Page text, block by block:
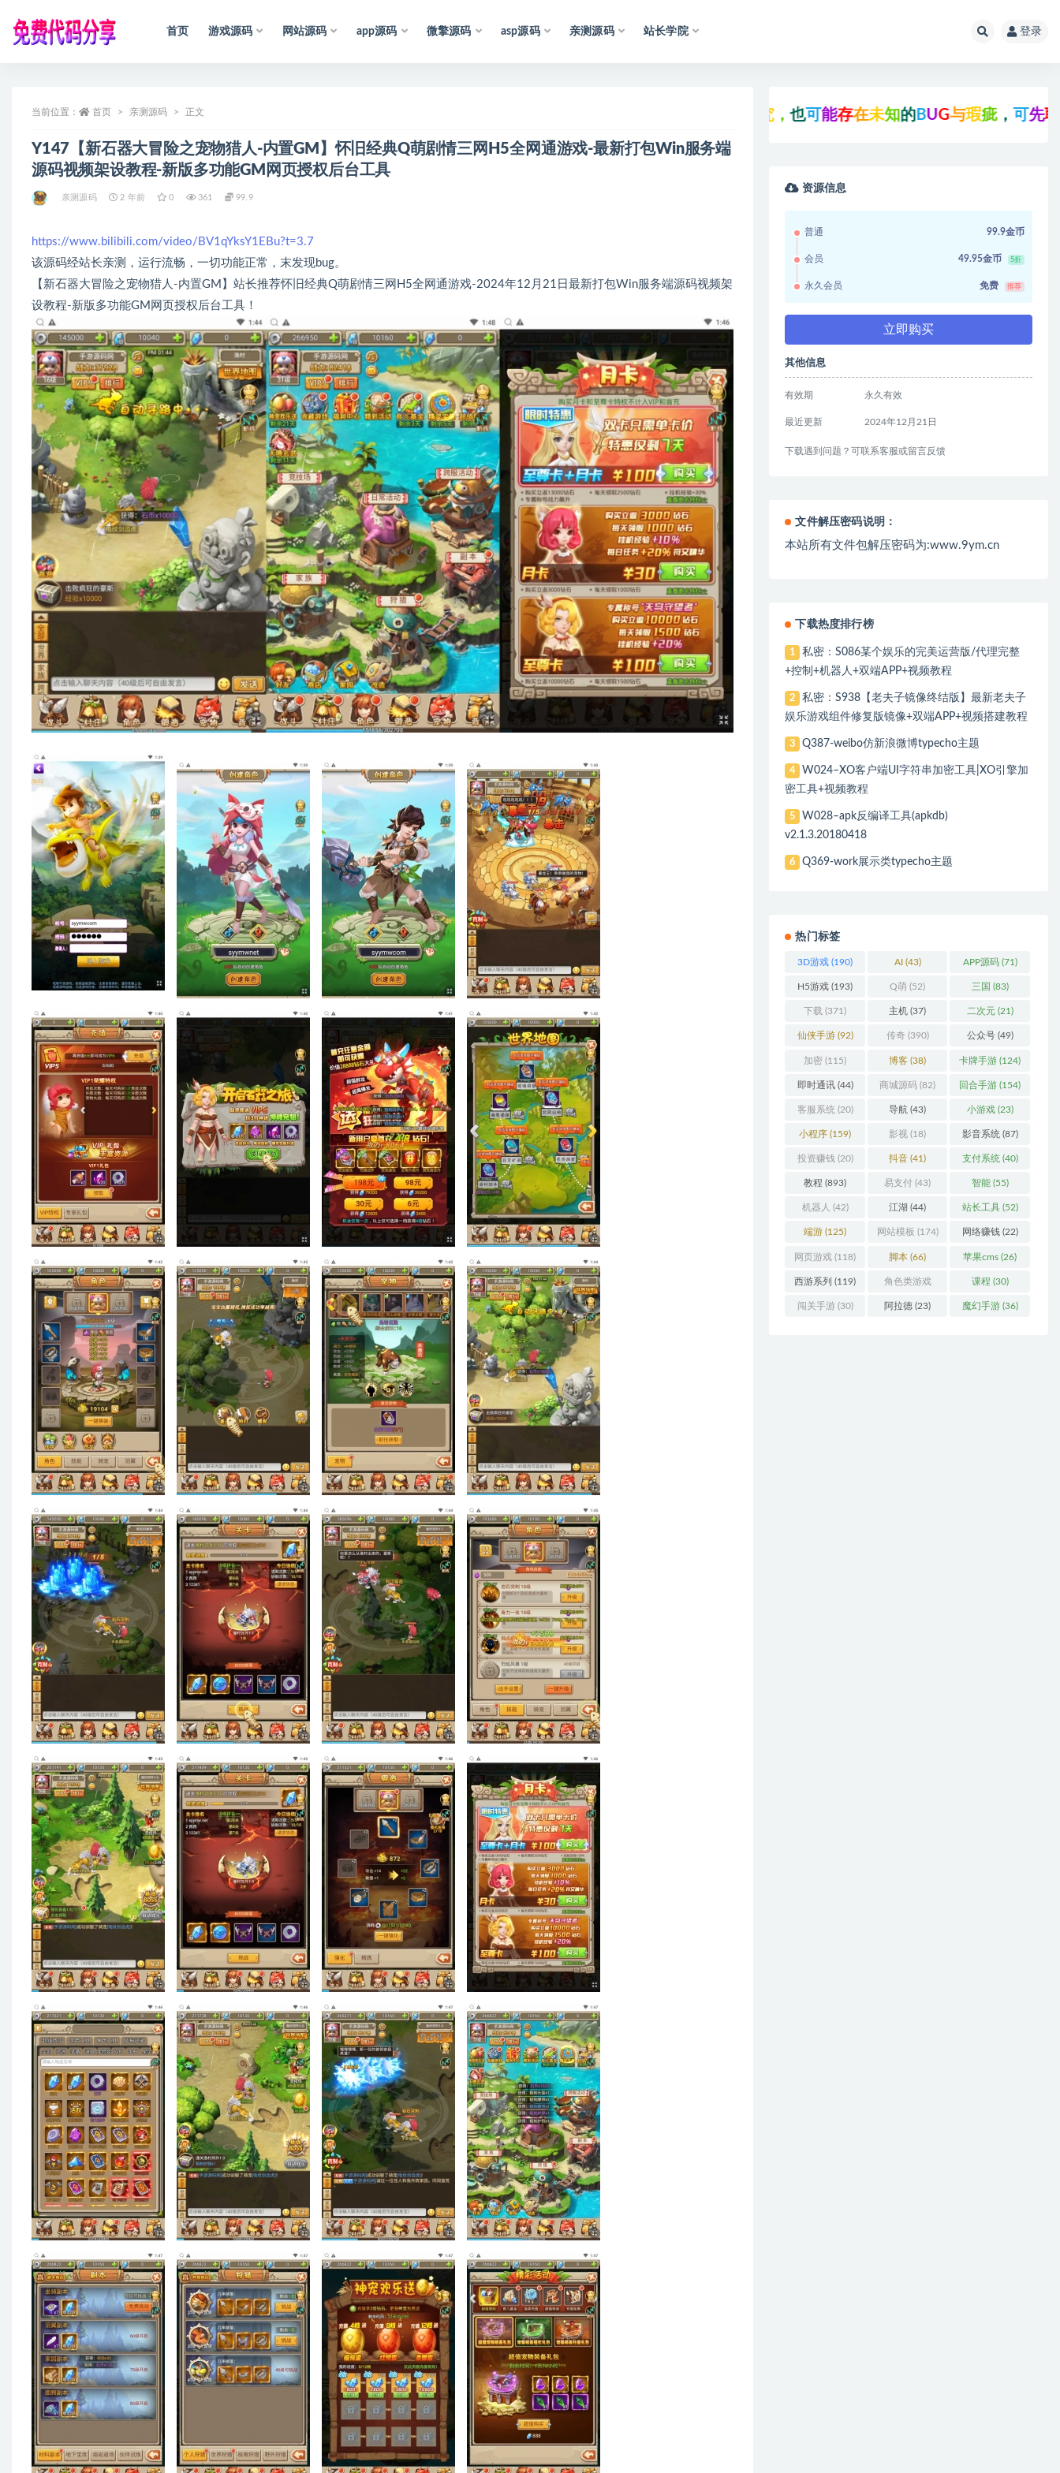
首页 游戏源码 网站源码 app源码 微擎源码 asp源码 亲测源码 站长学院 登录
当前位置： 首页 亲测源码 正文
Y147【新石器大冒险之宠物猎人-内置GM】怀旧经典Q萌剧情三网H5全网通游戏-最新打包Win服务端
源码视频架设教程-新版多功能GM网页授权后台工具
亲测源码 2 年前 0 361 99.9
https://www.bilibili.com/video/BV1qYksY1EBu?t=3.7
该源码经站长亲测，运行流畅，一切功能正常，末发现bug。
【新石器大冒险之宠物猎人-内置GM】站长推荐怀旧经典Q萌剧情三网H5全网通游戏-2024年12月21日最新打包Win服务端源码视频架
设教程-新版多功能GM网页授权后台工具！
存 在未知的BUG与瑕疵，可先联系 站长咨
资源信息
普通 99.9金币
会员 49.95金币 5折
永久会员 免费 推荐
立即购买
其他信息
有效期 永久有效
最近更新 2024年12月21日
下载遇到问题？可联系客服或留言反馈
文件解压密码说明：
本站所有文件包解压密码为:www.9ym.cn
下载热度排行榜
1
私密：S086某个娱乐的完美运营版/代理完整
+控制+机器人+双端APP+视频教程
2
私密：S938【老夫子镜像终结版】最新老夫子
娱乐游戏组件修复版镜像+双端APP+视频搭建教程
3 Q387-weibo仿新浪微博typecho主题
4
W024–XO客户端UI字符串加密工具|XO引擎加
密工具+视频教程
5
W028–apk反编译工具(apkdb)
v2.1.3.20180418
6 Q369-work展示类typecho主题
热门标签
3D游戏 (190) AI(43) APP源码(71)
H5游戏 (193) Q萌 (52) 三国 (83)
下载 (371) 主机 (37) 二次元(21)
仙侠手游(92) 传奇(390) 公众号(49)
加密 (115) 博客 (38) 卡牌手游 (124)
即时通讯(44) 商城源码 (82) 回合手游 (154)
客服系统 (20) 导航 (43) 小游戏(23)
小程序 (159) 影视 (18) 影音系统 (87)
投资赚钱 (20) 抖音 (41) 支付系统 (40)
教程 (893) 易支付 (43) 智能(55)
机器人 (42) 江湖 (44) 站长工具(52)
端游 (125) 网站模板 (174) 网络赚钱(22)
网页游戏 (118) 脚本 (66) 苹果cms (26)
西游系列 (119) 角色类游戏
(306)
课程 (30)
闯关手游(30) 阿拉德 (23) 魔幻手游(36)